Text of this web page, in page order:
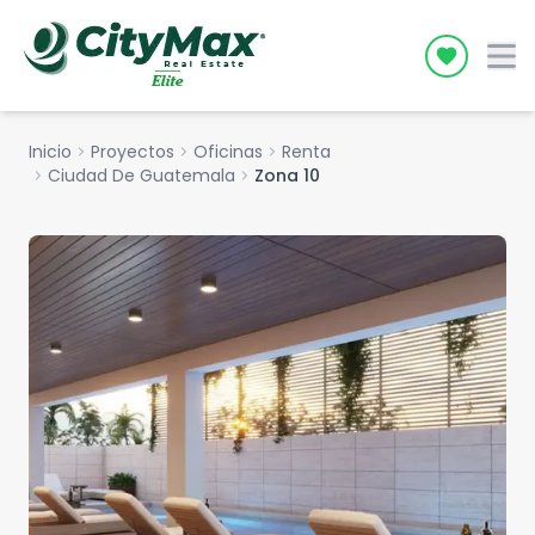
Icon
Inicio chevron_right Proyectos chevron_right Oficinas chevron_right Renta
chevron_right Ciudad De Guatemala chevron_right Zona 10